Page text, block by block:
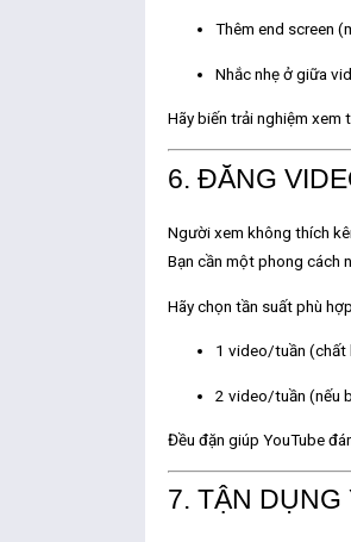
Thêmend screen
Nhắc nhẹ ở giữa
Hãy biến trải nghiệm xem
6. ĐĂNG
Người xem không thích
Bạn cầnmột phong cách
Hãy chọn tần suất phù
1 video/tuần (chất
2 video/tuần (nếu
Đều đặn giúp YouTube
7. TẬN